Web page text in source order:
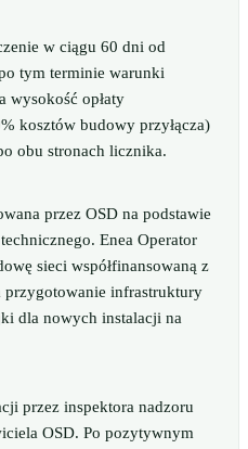
w ciągu 60 dni od
tym terminie warunki
wysokość opłaty
kosztów budowy przyłącza)
obu stronach licznika.
przez OSD na podstawie
Enea Operator
sieci współfinansowaną z
przygotowanie infrastruktury
dla nowych instalacji na
przez inspektora nadzoru
OSD. Po pozytywnym